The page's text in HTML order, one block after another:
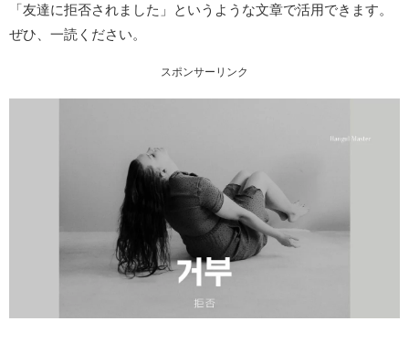
「友達に拒否されました」というような文章で活用できます。
ぜひ、一読ください。
スポンサーリンク